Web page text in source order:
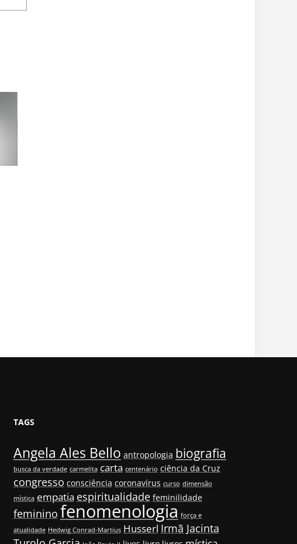
TAGS
Angela Ales Bello antropologia biografia
busca da verdade carmelita carta centenário ciência da Cruz
congresso consciência coronavírus curso dimensão
mística empatia espiritualidade feminilidade
feminino fenomenologia força e
atualidade Hedwig Conrad-Martius Husserl Irmã Jacinta